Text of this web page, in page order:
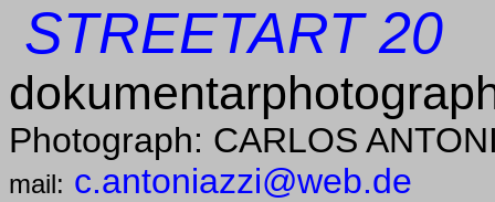
STREETART 20
Photograph: CARLOS
mail: c.antoniazzi@web.de